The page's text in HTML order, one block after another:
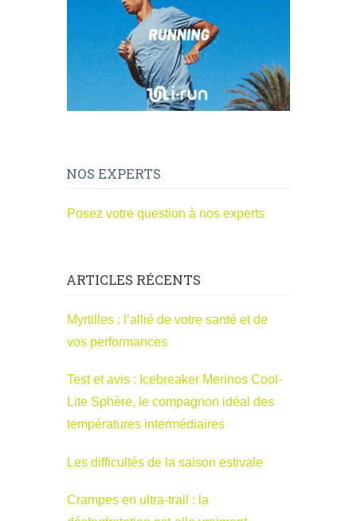
NOS EXPERTS
Posez votre question à nos experts
ARTICLES RÉCENTS
Myrtilles : l’allié de votre santé et de
vos performances
Test et avis : Icebreaker Merinos Cool-
Lite Sphère, le compagnon idéal des
températures intermédiaires
Les difficultés de la saison estivale
Crampes en ultra-trail : la